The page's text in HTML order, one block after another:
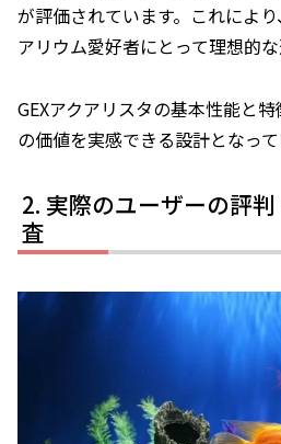
が評価されています。これによ
アリウム愛好者にとって理想的な
GEXアクアリスタの基本性能と
の価値を実感できる設計となって
実際のユーザーの評
査